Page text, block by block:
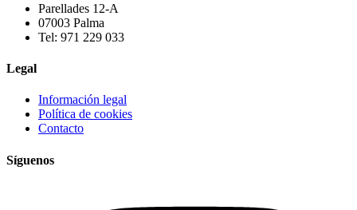
Parellades 12-A
07003 Palma
Tel: 971 229 033
Legal
Información legal
Política de cookies
Contacto
Síguenos